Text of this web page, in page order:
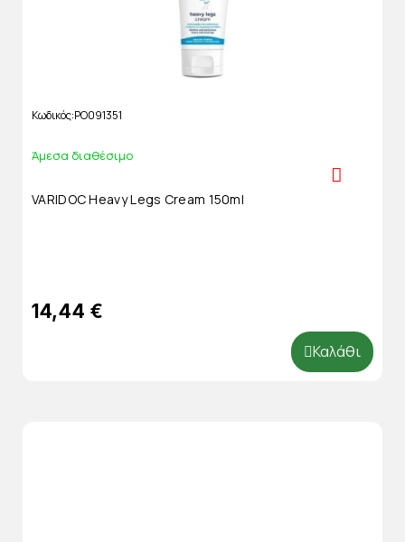
Κωδικός PO091351
Άμεσα διαθέσιμο
VARIDOC Heavy Legs Cream 150ml
14,44 €
Καλάθι